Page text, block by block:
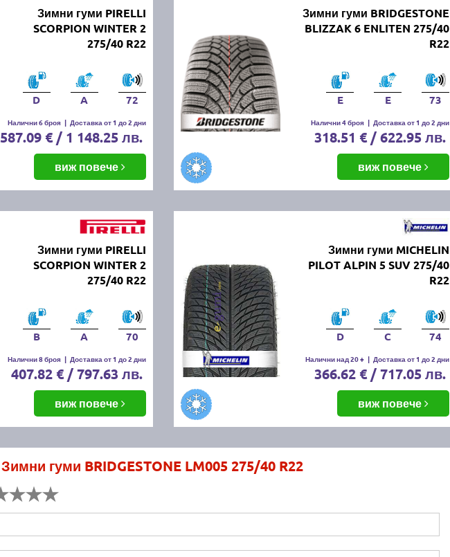
Зимни гуми PIRELLI
SCORPION WINTER 2
275/40 R22
D A 72
Налични 6 броя | Доставка от 1 до 2 дни
587.09 € / 1 148.25 лв.
виж повече
Зимни гуми BRIDGESTONE
BLIZZAK 6 ENLITEN 275/40
R22
E E 73
Налични 4 броя | Доставка от 1 до 2 дни
318.51 € / 622.95 лв.
виж повече
Зимни гуми PIRELLI
SCORPION WINTER 2
275/40 R22
B A 70
Налични 8 броя | Доставка от 1 до 2 дни
407.82 € / 797.63 лв.
виж повече
Зимни гуми MICHELIN
PILOT ALPIN 5 SUV 275/40
R22
D C 74
Налични над 20 + | Доставка от 1 до 2 дни
366.62 € / 717.05 лв.
виж повече
Зимни гуми BRIDGESTONE LM005 275/40 R22